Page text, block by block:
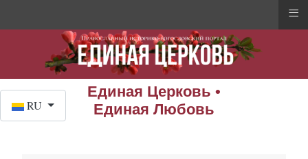
Единая Церковь •
Единая Любовь
RU
≡